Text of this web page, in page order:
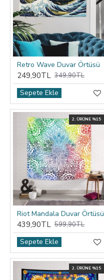
Retro Wave Duvar Örtüsü
249,90TL 349,90TL
Sepete Ekle
2. ÜRÜNE %15
Riot Mandala Duvar Örtüsü
439,90TL 599,90TL
Sepete Ekle
2. ÜRÜNE %15